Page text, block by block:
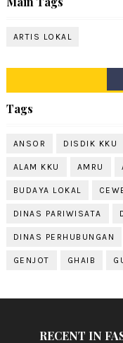
ARTIS LOKAL
Tags
ANSOR DISDIK KKU
ALAM KKU AMRU
BUDAYA LOKAL
DINAS PARIWISATA
DINAS PERHUBUNGAN
GENJOT GHAIB
RECENT IN